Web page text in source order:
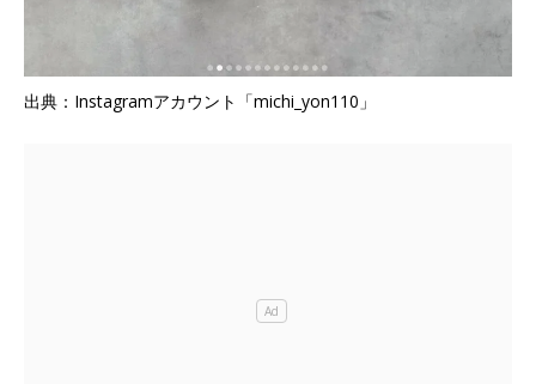
出典：Instagramアカウント「michi_yon110」